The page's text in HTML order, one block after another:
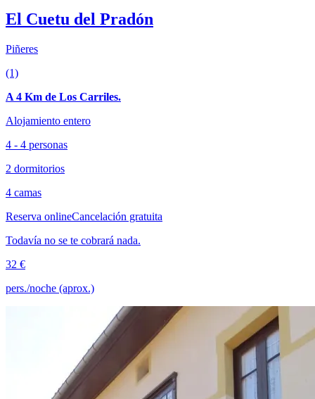
El Cuetu del Pradón
Piñeres
(1)
A 4 Km de Los Carriles.
Alojamiento entero
4 - 4 personas
2 dormitorios
4 camas
Reserva onlineCancelación gratuita
Todavía no se te cobrará nada.
32 €
pers./noche (aprox.)